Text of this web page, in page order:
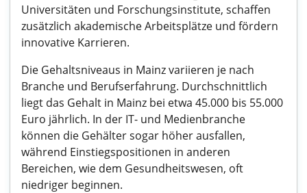
Universitäten und Forschungsinstitute, schaffen
zusätzlich akademische Arbeitsplätze und fördern
innovative Karrieren.
Die Gehaltsniveaus in Mainz variieren je nach
Branche und Berufserfahrung. Durchschnittlich
liegt das Gehalt in Mainz bei etwa 45.000 bis 55.000
Euro jährlich. In der IT- und Medienbranche
können die Gehälter sogar höher ausfallen,
während Einstiegspositionen in anderen
Bereichen, wie dem Gesundheitswesen, oft
niedriger beginnen.